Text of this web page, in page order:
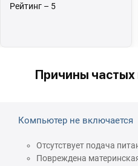
Рейтинг – 5
Причины частых
Компьютер не включается
Отсутствует подача
Повреждена